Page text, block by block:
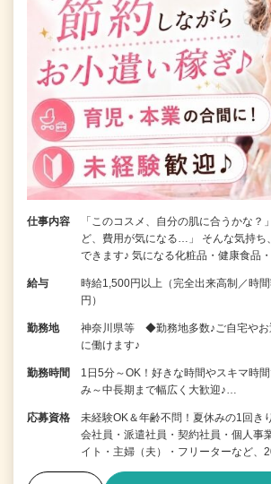
仕事内容
「このコスメ、自分の肌に合うかな？
ど、費用が気になる…」 そんな気持ち
できます♪ 気になる化粧品・健康食品
給与
時給1,500円以上（完全出来高制／時
円）
勤務地
神奈川県等 ◆勤務地多数♪ご自宅やお
に働けます♪
勤務時間
1日5分～OK！好きな時間やスキマ時
み～中長期まで幅広く大歓迎♪…
応募資格
未経験OK＆年齢不問！夏休みの1回き
会社員・派遣社員・契約社員・個人事
イト・主婦（夫）・フリーターなど